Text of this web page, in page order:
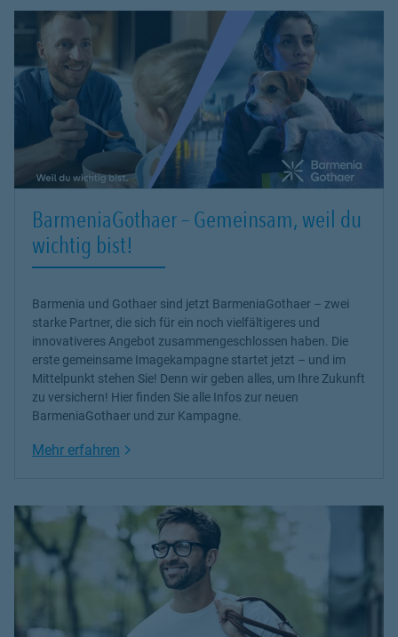
BarmeniaGothaer – Gemeinsam, weil du
wichtig bist!
Barmenia und Gothaer sind jetzt BarmeniaGothaer – zwei
starke Partner, die sich für ein noch vielfältigeres und
innovativeres Angebot zusammengeschlossen haben. Die
erste gemeinsame Imagekampagne startet jetzt – und im
Mittelpunkt stehen Sie! Denn wir geben alles, um Ihre Zukunft
zu versichern! Hier finden Sie alle Infos zur neuen
BarmeniaGothaer und zur Kampagne.
Mehr erfahren Link Opens in New Tab